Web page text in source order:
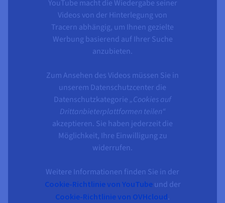
YouTube macht die Wiedergabe seiner
Videos von der Hinterlegung von
Tracern abhängig, um Ihnen gezielte
Werbung basierend auf Ihrer Suche
anzubieten.
Zum Ansehen des Videos müssen Sie in
unserem Datenschutzcenter die
Datenschutzkategorie „Cookies auf
Drittanbieterplattformen teilen“
akzeptieren. Sie haben jederzeit die
Möglichkeit, Ihre Einwilligung zu
widerrufen.
Weitere Informationen finden Sie in der
Cookie-Richtlinie von YouTubeund der
Cookie-Richtlinie von OVHcloud.